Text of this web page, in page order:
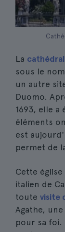
La
sous le
un autre
Duomo.
1693, elle
éléments
est
permet de
Cette
italien de
toute visite
Agathe,
pour sa foi.